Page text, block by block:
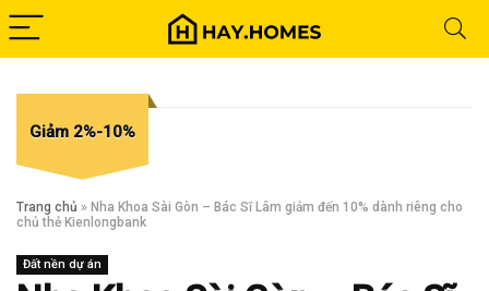
Giảm 2%-10%
Trang chủ » Nha Khoa Sài Gòn – Bác Sĩ Lâm giảm đến 10% dành riêng cho
chủ thẻ Kienlongbank
Đất nền dự án